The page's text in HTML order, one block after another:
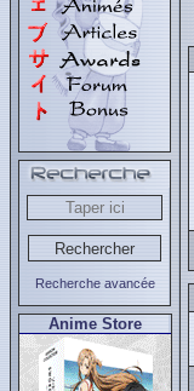
Recherche avancée
Anime Store